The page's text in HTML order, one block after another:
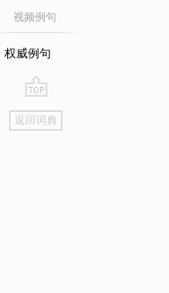
视频例句
权威例句
go
top
返回词典